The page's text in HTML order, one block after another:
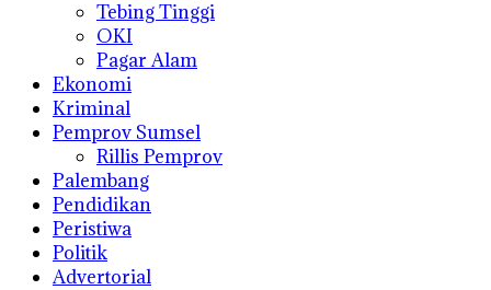
Tebing Tinggi
OKI
Pagar Alam
Ekonomi
Kriminal
Pemprov Sumsel
Rillis Pemprov
Palembang
Pendidikan
Peristiwa
Politik
Advertorial